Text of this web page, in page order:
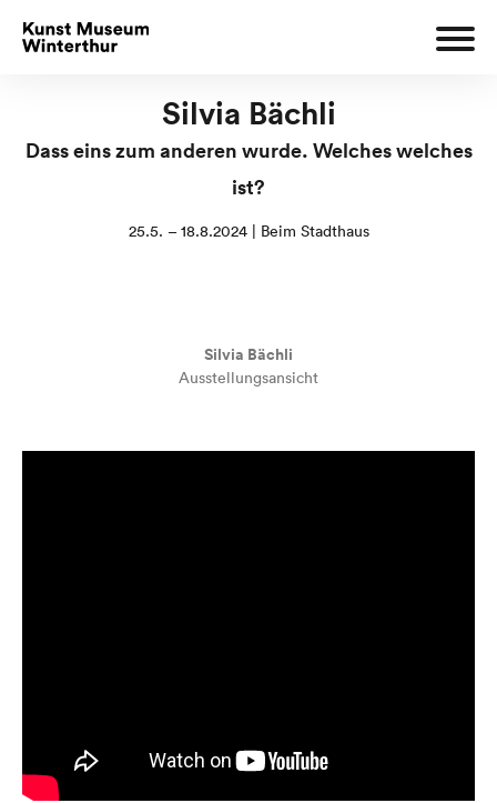
Silvia Bächli
Dass eins zum anderen wurde. Welches welches
ist?
25.5. – 18.8.2024 | Beim Stadthaus
Silvia Bächli
Ausstellungsansicht